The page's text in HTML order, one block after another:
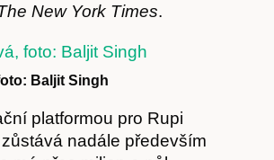
Časopis
New York Times.
Baljit Singh
platformou pro Rupi
nadále především